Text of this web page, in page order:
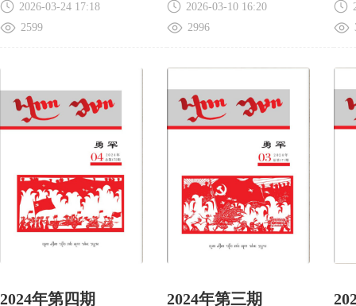
2026-03-24 17:18
2599
2026-03-10 16:20
2996
2024年第四期 2024年第三期